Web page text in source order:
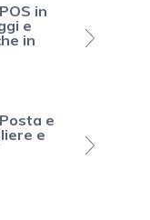
in
e
in
e
e